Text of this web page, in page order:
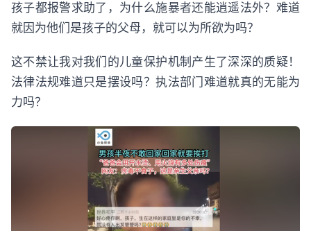
孩子都报警求助了，为什么施暴者还能逍遥法外？难道
就因为他们是孩子的父母，就可以为所欲为吗？
这不禁让我对我们的儿童保护机制产生了深深的质疑！
法律法规难道只是摆设吗？执法部门难道就真的无能为
力吗？